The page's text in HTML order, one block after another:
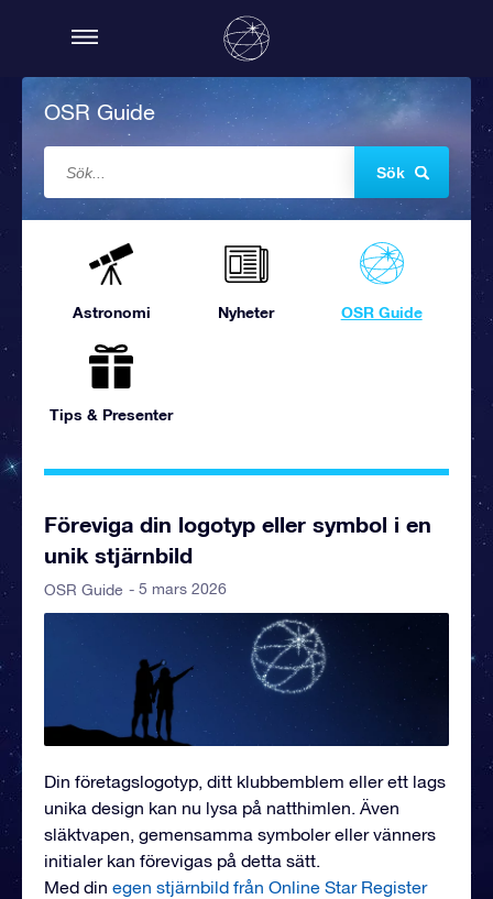
OSR Guide
Sök
Astronomi Nyheter OSR Guide
Tips & Presenter
Föreviga din logotyp eller symbol i en
unik stjärnbild
OSR Guide - 5 mars 2026
Din företagslogotyp, ditt klubbemblem eller ett lags
unika design kan nu lysa på natthimlen. Även
släktvapen, gemensamma symboler eller vänners
initialer kan förevigas på detta sätt.
Med din egen stjärnbild från Online Star Register